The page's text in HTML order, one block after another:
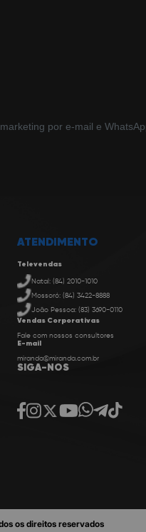
por e-mail e
ATENDIMENTO
Televendas
Natal: (84) 2010-1010
Mossoró: (84) 3422-8888
João Pessoa: (83) 3690-0110
Vendas Corporativas
Fale com nossos consultores
E-mail
miranda@miranda.com.br
SIGA-NOS
os direitos reservados